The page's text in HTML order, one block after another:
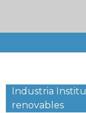
Industria
renovables